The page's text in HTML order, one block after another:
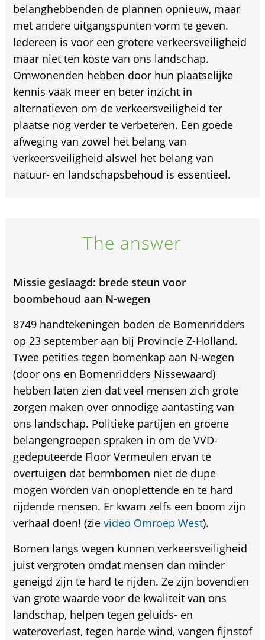
belanghebbenden de plannen opnieuw, maar
met andere uitgangspunten vorm te geven.
Iedereen is voor een grotere verkeersveiligheid
maar niet ten koste van ons landschap.
Omwonenden hebben door hun plaatselijke
kennis vaak meer en beter inzicht in
alternatieven om de verkeersveiligheid ter
plaatse nog verder te verbeteren. Een goede
afweging van zowel het belang van
verkeersveiligheid alswel het belang van
natuur- en landschapsbehoud is essentieel.
The answer
Missie geslaagd: brede steun voor
boombehoud aan N-wegen
8749 handtekeningen boden de Bomenridders
op 23 september aan bij Provincie Z-Holland.
Twee petities tegen bomenkap aan N-wegen
(door ons en Bomenridders Nissewaard)
hebben laten zien dat veel mensen zich grote
zorgen maken over onnodige aantasting van
ons landschap. Politieke partijen en groene
belangengroepen spraken in om de VVD-
gedeputeerde Floor Vermeulen ervan te
overtuigen dat bermbomen niet de dupe
mogen worden van onoplettende en te hard
rijdende mensen. Er kwam zelfs een boom zijn
verhaal doen! (zie video Omroep West).
Bomen langs wegen kunnen verkeersveiligheid
juist vergroten omdat mensen dan minder
geneigd zijn te hard te rijden. Ze zijn bovendien
van grote waarde voor de kwaliteit van ons
landschap, helpen tegen geluids- en
wateroverlast, tegen harde wind, vangen fijnstof